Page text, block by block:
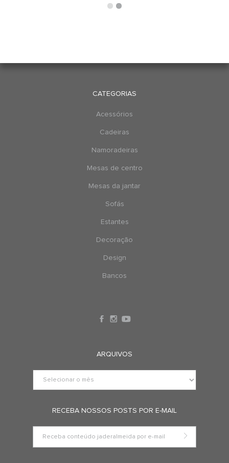
CATEGORIAS
Acessórios
Cadeiras
Namoradeiras
Mesas de centro
Mesas da jantar
Sofás
Estantes
Decoração
Design
Bancos
ARQUIVOS
RECEBA NOSSOS POSTS POR E-MAIL